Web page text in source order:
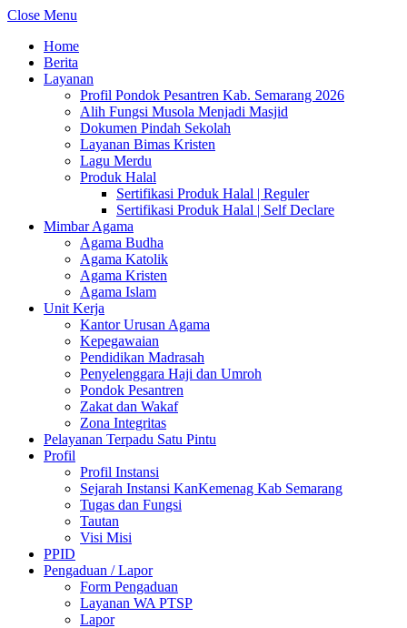
Close Menu
Home
Berita
Layanan
Profil Pondok Pesantren Kab. Semarang 2026
Alih Fungsi Musola Menjadi Masjid
Dokumen Pindah Sekolah
Layanan Bimas Kristen
Lagu Merdu
Produk Halal
Sertifikasi Produk Halal | Reguler
Sertifikasi Produk Halal | Self Declare
Mimbar Agama
Agama Budha
Agama Katolik
Agama Kristen
Agama Islam
Unit Kerja
Kantor Urusan Agama
Kepegawaian
Pendidikan Madrasah
Penyelenggara Haji dan Umroh
Pondok Pesantren
Zakat dan Wakaf
Zona Integritas
Pelayanan Terpadu Satu Pintu
Profil
Profil Instansi
Sejarah Instansi KanKemenag Kab Semarang
Tugas dan Fungsi
Tautan
Visi Misi
PPID
Pengaduan / Lapor
Form Pengaduan
Layanan WA PTSP
Lapor